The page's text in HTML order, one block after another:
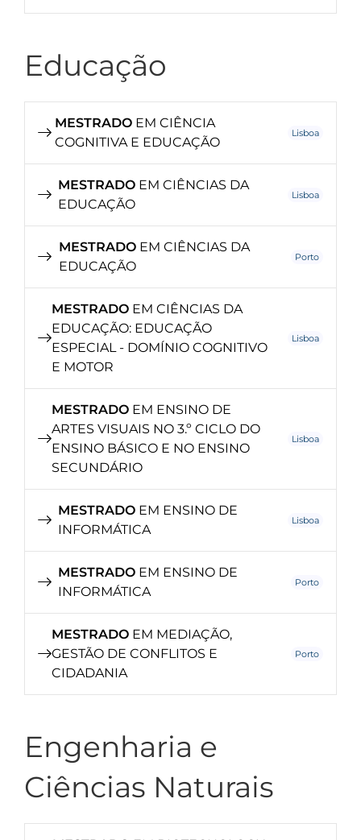
Educação
MESTRADO EM CIÊNCIA
COGNITIVA E EDUCAÇÃO
Lisboa
MESTRADO EM CIÊNCIAS DA
EDUCAÇÃO
Lisboa
MESTRADOEM CIÊNCIAS DA
EDUCAÇÃO
Porto
MESTRADO EM CIÊNCIAS DA
EDUCAÇÃO: EDUCAÇÃO
ESPECIAL - DOMÍNIO COGNITIVO
E MOTOR
Lisboa
MESTRADO EM ENSINO DE
ARTES VISUAIS NO 3.º CICLO DO
ENSINO BÁSICO E NO ENSINO
SECUNDÁRIO
Lisboa
MESTRADOEM ENSINO DE
INFORMÁTICA
Lisboa
MESTRADO EM ENSINO DE
INFORMÁTICA
Porto
MESTRADO EM MEDIAÇÃO,
GESTÃO DE CONFLITOS E
CIDADANIA
Porto
Engenharia e
Ciências Naturais